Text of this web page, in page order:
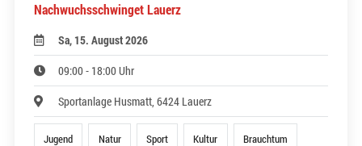
Nachwuchsschwinget Lauerz
Sa, 15. August 2026
09:00 - 18:00 Uhr
Sportanlage Husmatt, 6424 Lauerz
Jugend Natur Sport Kultur Brauchtum